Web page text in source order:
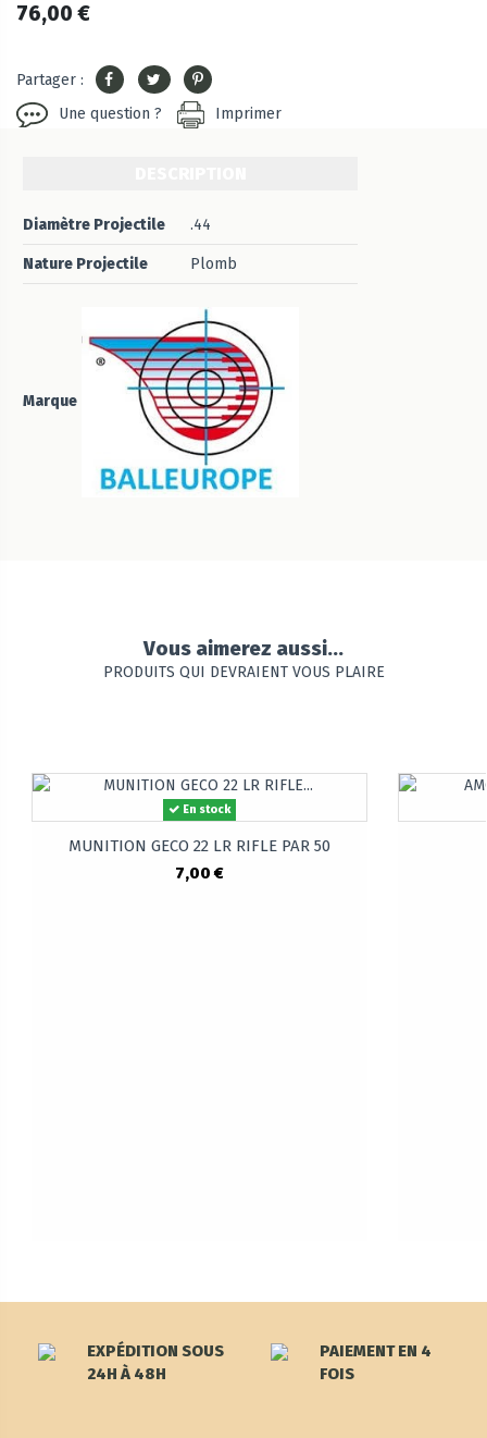
76,00 €
Partager :
Une question ?
Imprimer
Diamètre Projectile .44
Nature Projectile Plomb
Marque
Vous aimerez aussi...
PRODUITS QUI DEVRAIENT VOUS PLAIRE
En stock
MUNITION GECO 22 LR RIFLE PAR 50
7,00 €
EXPÉDITION SOUS
24H À 48H
PAIEMENT EN 4
FOIS